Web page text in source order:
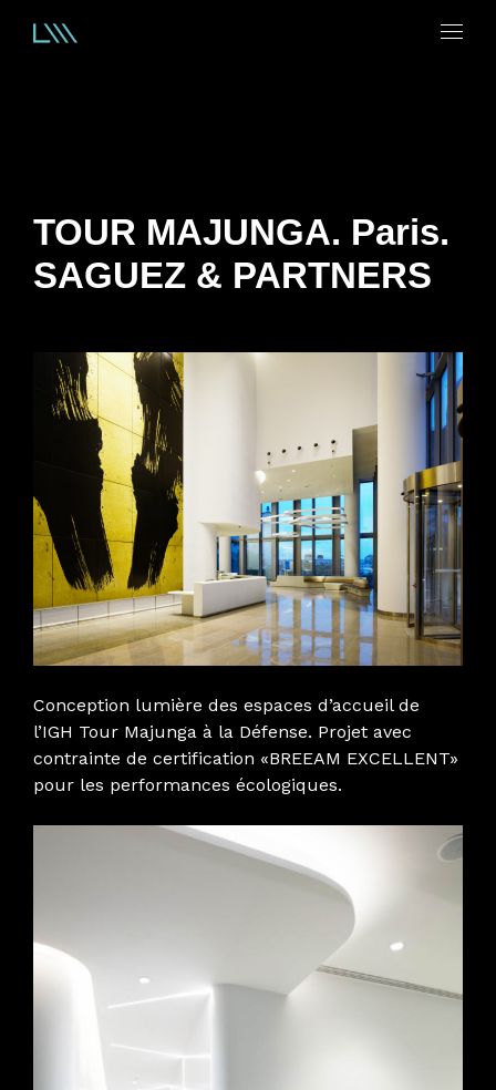
TOUR MAJUNGA. Paris.
SAGUEZ & PARTNERS
Conception lumière des espaces d’accueil de
l’IGH Tour Majunga à la Défense. Projet avec
contrainte de certification «BREEAM EXCELLENT»
pour les performances écologiques.